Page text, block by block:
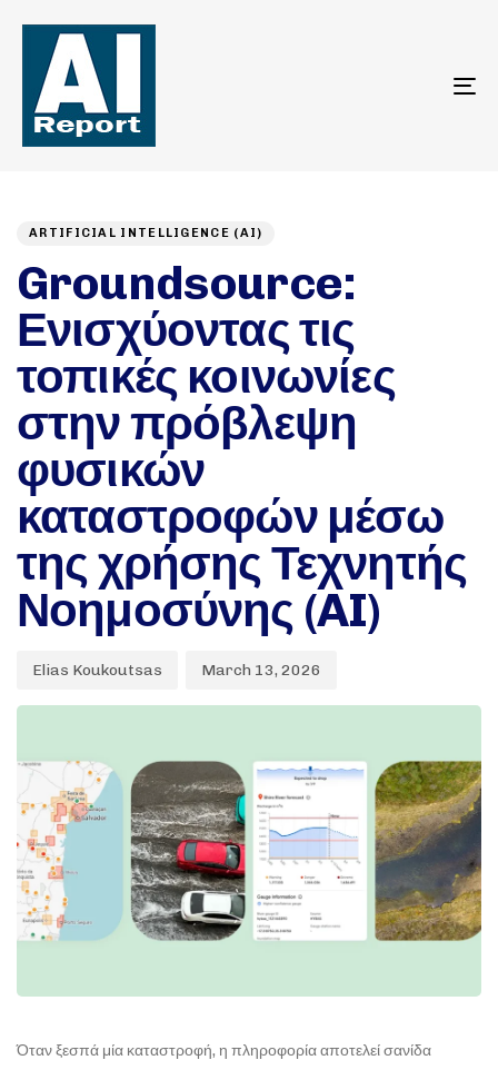
ARTIFICIAL INTELLIGENCE (AI)
Groundsource:
Ενισχύοντας τις
τοπικές κοινωνίες
στην πρόβλεψη
φυσικών
καταστροφών μέσω
της χρήσης Τεχνητής
Νοημοσύνης (AI)
Elias Koukoutsas March 13, 2026
Όταν ξεσπά μία καταστροφή, η πληροφορία αποτελεί σανίδα